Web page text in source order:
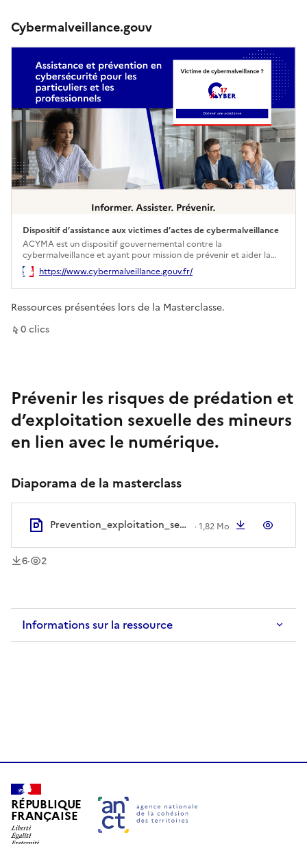
Cybermalveillance.gouv
Dispositif d’assistance aux victimes d’actes de cybermalveillance
Ouverture dans un nouvel onglet
ACYMA est un dispositif gouvernemental contre la
cybermalveillance et ayant pour mission de prévenir et aider la
population en matière de sécurité numérique
https://www.cybermalveillance.gouv.fr/
Ressources présentées lors de la Masterclasse.
0clics
sur ce lien
Prévenir les risques de prédation et
d’exploitation sexuelle des mineurs
en lien avec le numérique.
Diaporama de la masterclass
Prevention_exploitation_sexuelle_mineurs_numerique_masterclass4mai_ve (1).pdf ·1,82 Mo Télécharger
6
téléchargement
· 2
vues
Informations sur la ressource
RÉPUBLIQUE
FRANÇAISE